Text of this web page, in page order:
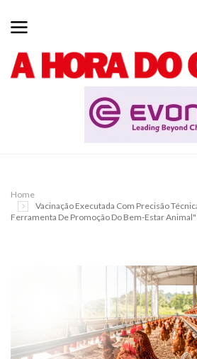
Home
Vacinação Executada Com Precisão
Ferramenta De Promoção Do Bem-Estar Animal"